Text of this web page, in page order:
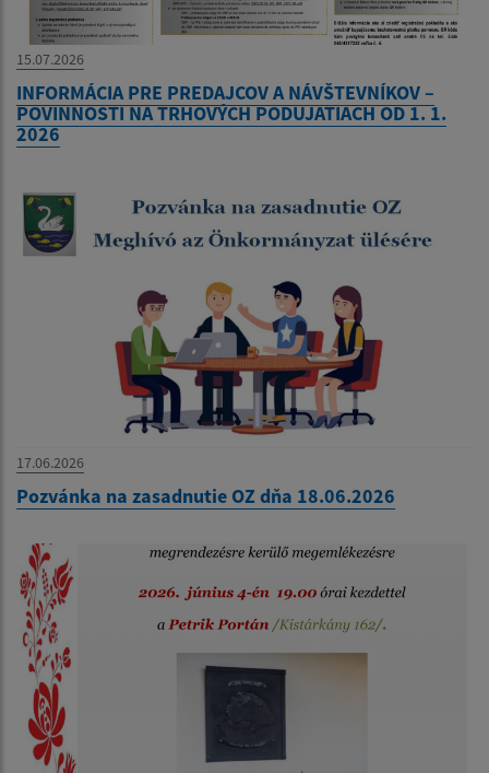
15.07.2026
INFORMÁCIA PRE PREDAJCOV A NÁVŠTEVNÍKOV –
POVINNOSTI NA TRHOVÝCH PODUJATIACH OD 1. 1.
2026
17.06.2026
Pozvánka na zasadnutie OZ dňa 18.06.2026